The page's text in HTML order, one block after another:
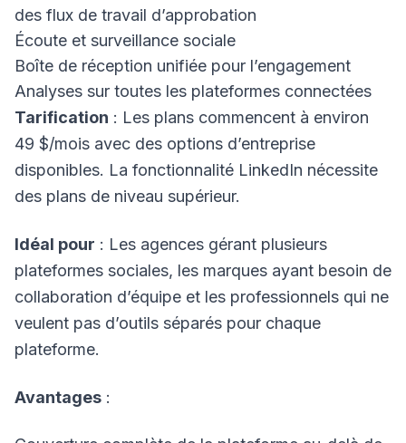
des flux de travail d’approbation
Écoute et surveillance sociale
Boîte de réception unifiée pour l’engagement
Analyses sur toutes les plateformes connectées
Tarification : Les plans commencent à environ
49 $/mois avec des options d’entreprise
disponibles. La fonctionnalité LinkedIn nécessite
des plans de niveau supérieur.
Idéal pour : Les agences gérant plusieurs
plateformes sociales, les marques ayant besoin de
collaboration d’équipe et les professionnels qui ne
veulent pas d’outils séparés pour chaque
plateforme.
Avantages :